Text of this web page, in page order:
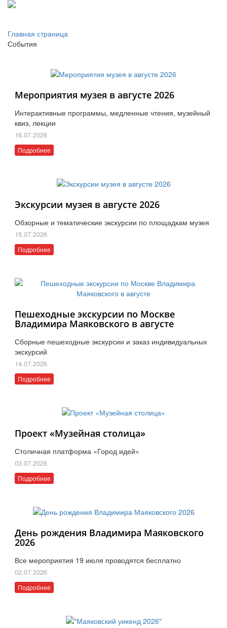
Главная страница
События
Мероприятия музея в августе 2026
Интерактивные программы, медленные чтения, музейный
квиз, лекции
16.07.2026
Подробнее
Экскурсии музея в августе 2026
Обзорные и тематические экскурсии по площадкам музея
15.07.2026
Подробнее
Пешеходные экскурсии по Москве
Владимира Маяковского в августе
Сборные пешеходные экскурсии и заказ индивидуальных
экскурсий
14.07.2026
Подробнее
Проект «Музейная столица»
Столичная платформа «Город идей»
03.07.2026
Подробнее
День рождения Владимира Маяковского
2026
Все мероприятия 19 июля проводятся бесплатно
02.07.2026
Подробнее